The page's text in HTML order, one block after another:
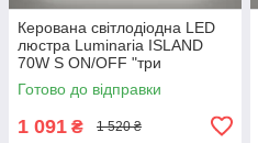
Керована світлодіодна LED
люстра Luminaria ISLAND
70W S ON/OFF "три
квадрати" біла 460х460х50-
WHITE/WHITE-220V-IP20
Готово до відправки
1 091 ₴ 1 520 ₴